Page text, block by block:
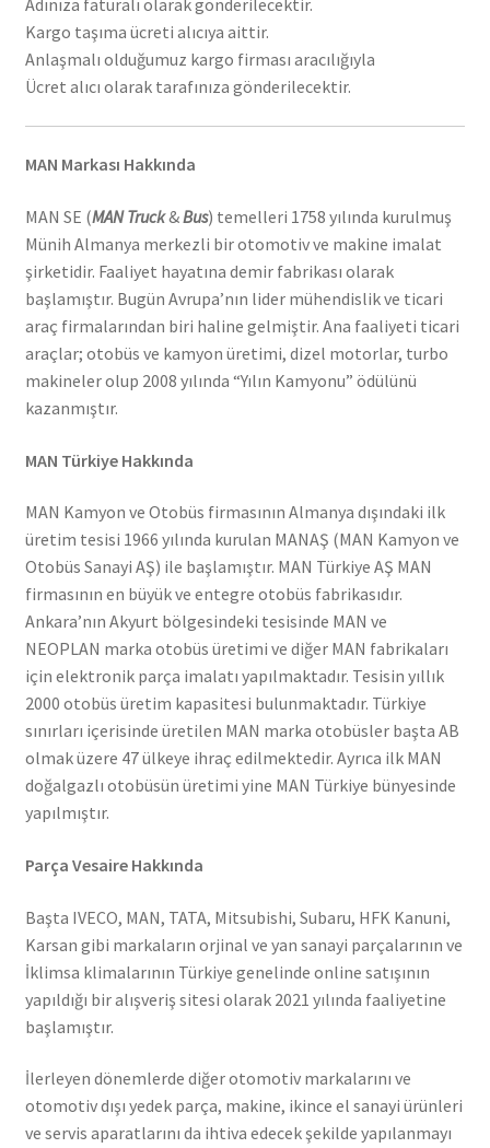
Adınıza faturalı olarak gönderilecektir.
Kargo taşıma ücreti alıcıya aittir.
Anlaşmalı olduğumuz kargo firması aracılığıyla
Ücret alıcı olarak tarafınıza gönderilecektir.
MAN Markası Hakkında
MAN SE (MAN Truck&Bus) temelleri 1758 yılında kurulmuş
Münih Almanya merkezli bir otomotiv ve makine imalat
şirketidir. Faaliyet hayatına demir fabrikası olarak
başlamıştır. Bugün Avrupa’nın lider mühendislik ve ticari
araç firmalarından biri haline gelmiştir. Ana faaliyeti ticari
araçlar; otobüs ve kamyon üretimi, dizel motorlar, turbo
makineler olup 2008 yılında “Yılın Kamyonu” ödülünü
kazanmıştır.
MAN Türkiye Hakkında
MAN Kamyon ve Otobüs firmasının Almanya dışındaki ilk
üretim tesisi 1966 yılında kurulan MANAŞ (MAN Kamyon ve
Otobüs Sanayi AŞ) ile başlamıştır. MAN Türkiye AŞ MAN
firmasının en büyük ve entegre otobüs fabrikasıdır.
Ankara’nın Akyurt bölgesindeki tesisinde MAN ve
NEOPLAN marka otobüs üretimi ve diğer MAN fabrikaları
için elektronik parça imalatı yapılmaktadır. Tesisin yıllık
2000 otobüs üretim kapasitesi bulunmaktadır. Türkiye
sınırları içerisinde üretilen MAN marka otobüsler başta AB
olmak üzere 47 ülkeye ihraç edilmektedir. Ayrıca ilk MAN
doğalgazlı otobüsün üretimi yine MAN Türkiye bünyesinde
yapılmıştır.
Parça Vesaire Hakkında
Başta IVECO, MAN, TATA, Mitsubishi, Subaru, HFK Kanuni,
Karsan gibi markaların orjinal ve yan sanayi parçalarının ve
İklimsa klimalarının Türkiye genelinde online satışının
yapıldığı bir alışveriş sitesi olarak 2021 yılında faaliyetine
başlamıştır.
İlerleyen dönemlerde diğer otomotiv markalarını ve
otomotiv dışı yedek parça, makine, ikince el sanayi ürünleri
ve servis aparatlarını da ihtiva edecek şekilde yapılanmayı